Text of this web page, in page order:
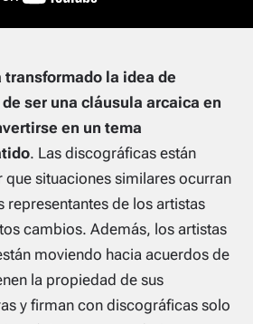
transformado la idea de
ser una cláusula arcaica en
en un tema
. Las discográficas están
que situaciones similares ocurran
representantes de los artistas
cambios. Además, los artistas
moviendo hacia acuerdos de
la propiedad de sus
y firman con discográficas solo